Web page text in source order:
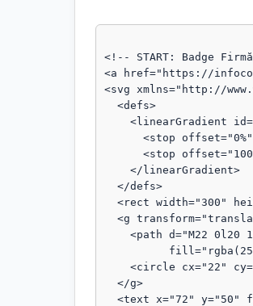
<!-- START: Badge
<a href="https://
<svg xmlns="http://